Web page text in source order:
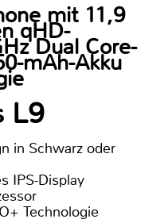
mit 11,9
qHD-
Dual Core-
mAh-Akku
L9
in Schwarz oder
IPS-Display
Technologie